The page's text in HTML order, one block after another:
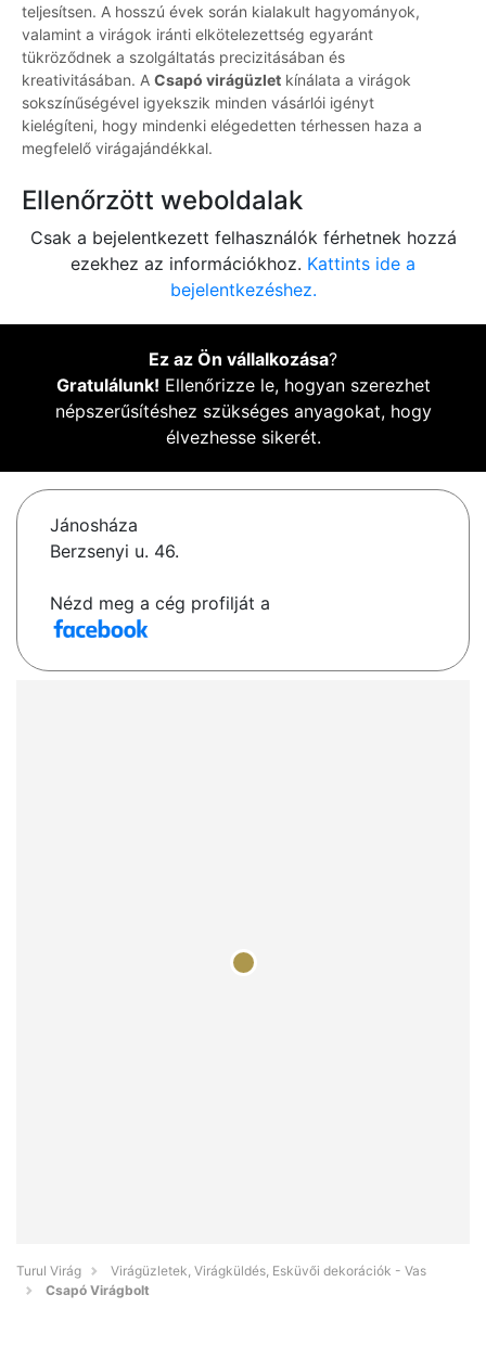
teljesítsen. A hosszú évek során kialakult hagyományok,
valamint a virágok iránti elkötelezettség egyaránt
tükröződnek a szolgáltatás precizitásában és
kreativitásában. A Csapó virágüzlet kínálata a virágok
sokszínűségével igyekszik minden vásárlói igényt
kielégíteni, hogy mindenki elégedetten térhessen haza a
megfelelő virágajándékkal.
Ellenőrzött weboldalak
Csak a bejelentkezett felhasználók férhetnek hozzá
ezekhez az információkhoz. Kattints ide a
bejelentkezéshez.
Ez az Ön vállalkozása?
Gratulálunk! Ellenőrizze le, hogyan szerezhet
népszerűsítéshez szükséges anyagokat, hogy
élvezhesse sikerét.
Jánosháza
Berzsenyi u. 46.
Nézd meg a cég profilját a
Turul Virág
Virágüzletek, Virágküldés, Esküvői dekorációk - Vas
Csapó Virágbolt